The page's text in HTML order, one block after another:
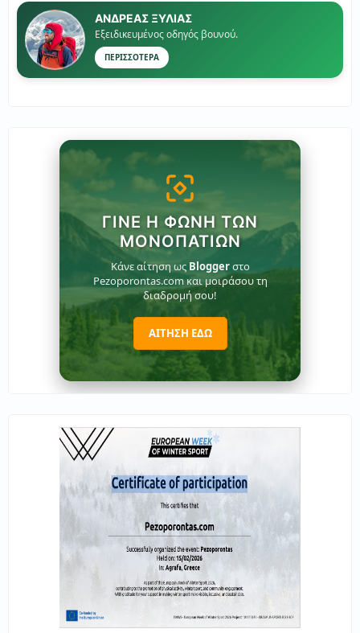
ΑΝΔΡΕΑΣ ΞΥΛΙΑΣ
Εξειδικευμένος οδηγός βουνού.
ΠΕΡΙΣΣΟΤΕΡΑ
ΓΊΝΕ Η ΦΩΝΉ ΤΩΝ
ΜΟΝΟΠΑΤΙΏΝ
Κάνε αίτηση ως Bloggerστο
Pezoporontas.com και μοιράσου τη
διαδρομή σου!
ΑΙΤΗΣΗ ΕΔΩ